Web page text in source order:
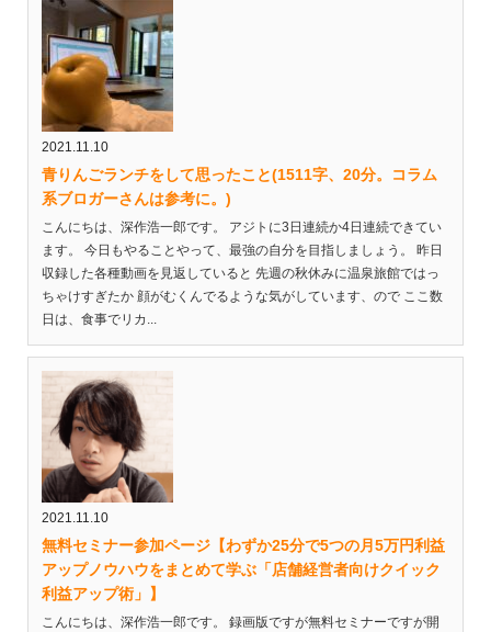
2021.11.10
青りんごランチをして思ったこと(1511字、20分。コラム
系ブロガーさんは参考に。)
こんにちは、深作浩一郎です。 アジトに3日連続か4日連続できてい
ます。 今日もやることやって、最強の自分を目指しましょう。 昨日
収録した各種動画を見返していると 先週の秋休みに温泉旅館ではっ
ちゃけすぎたか 顔がむくんでるような気がしています、ので ここ数
日は、食事でリカ...
2021.11.10
無料セミナー参加ページ【わずか25分で5つの月5万円利益
アップノウハウをまとめて学ぶ「店舗経営者向けクイック
利益アップ術」】
こんにちは、深作浩一郎です。 録画版ですが無料セミナーですが開